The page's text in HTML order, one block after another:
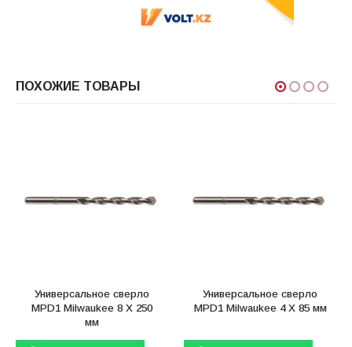
ПОХОЖИЕ ТОВАРЫ
Универсальное сверло
MPD1 Milwaukee 8 X 250
мм
Универсальное сверло
MPD1 Milwaukee 4 X 85 мм